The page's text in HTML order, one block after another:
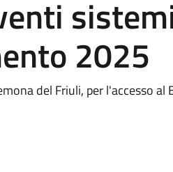
2025
del Friuli, per l'accesso al